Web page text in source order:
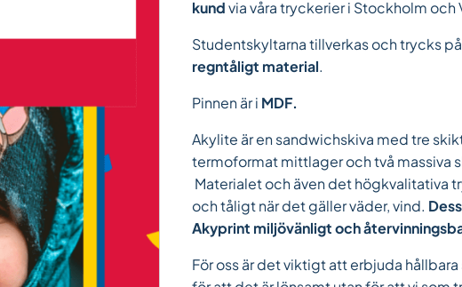
kundvia våra tryckerier i Stockholm och
Studentskyltarna tillverkas och trycks
regntåligt material.
Pinnen är i MDF.
Akylite är en sandwichskiva med tre
termoformat mittlager och två massiva
Materialet och även det högkvalitativa
och tåligt när det gäller väder, vind.
Akyprint miljövänligt och
För oss är det viktigt att erbjuda